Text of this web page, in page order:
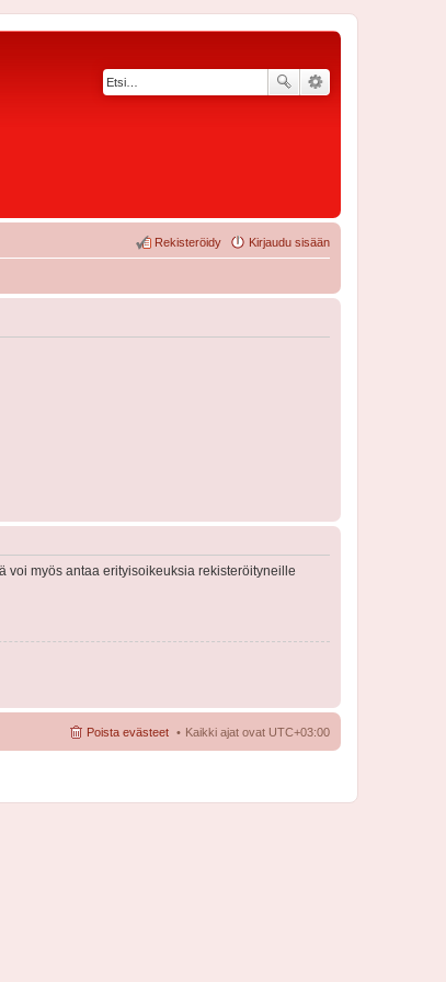
Kirjaudu sisään
Rekisteröidy
voi myös antaa erityisoikeuksia rekisteröityneille
Kaikki ajat ovat UTC+03:00
Poista evästeet